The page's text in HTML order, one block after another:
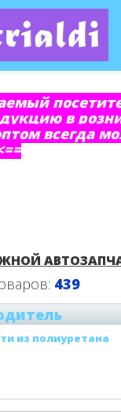
в
всегда
439
из полиуретана